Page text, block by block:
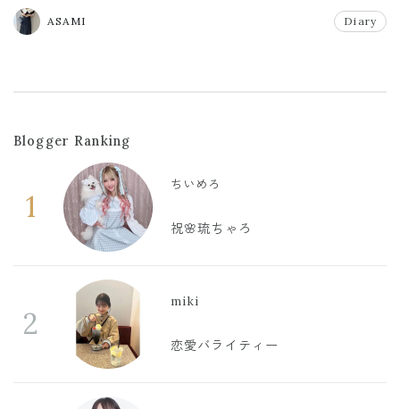
ASAMI Diary
Blogger Ranking
1
ちいめろ
祝🌸琉ちゃろ
2
miki
恋愛バライティー